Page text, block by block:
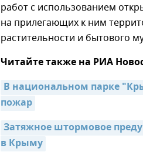
работ с использованием
на прилегающих к ним
растительности и бытового
Читайте также на РИА
В национальном парке
пожар
Затяжное штормовое
в Крыму